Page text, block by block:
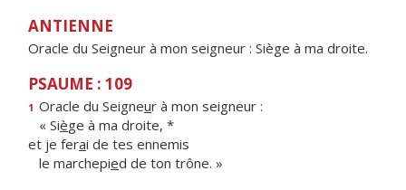
ANTIENNE
Oracle du Seigneur à mon seigneur : Siège à ma droite.
PSAUME : 109
1 Oracle du Seigneur à mon seigneur :
« Siège à ma droite, *
et je ferai de tes ennemis
le marchepied de ton trône. »